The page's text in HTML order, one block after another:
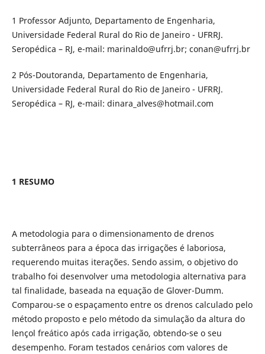
1 Professor Adjunto, Departamento de Engenharia,
Universidade Federal Rural do Rio de Janeiro - UFRRJ.
Seropédica – RJ, e-mail: marinaldo@ufrrj.br; conan@ufrrj.br
2 Pós-Doutoranda, Departamento de Engenharia,
Universidade Federal Rural do Rio de Janeiro - UFRRJ.
Seropédica – RJ, e-mail: dinara_alves@hotmail.com
1 RESUMO
A metodologia para o dimensionamento de drenos
subterrâneos para a época das irrigações é laboriosa,
requerendo muitas iterações. Sendo assim, o objetivo do
trabalho foi desenvolver uma metodologia alternativa para
tal finalidade, baseada na equação de Glover-Dumm.
Comparou-se o espaçamento entre os drenos calculado pelo
método proposto e pelo método da simulação da altura do
lençol freático após cada irrigação, obtendo-se o seu
desempenho. Foram testados cenários com valores de